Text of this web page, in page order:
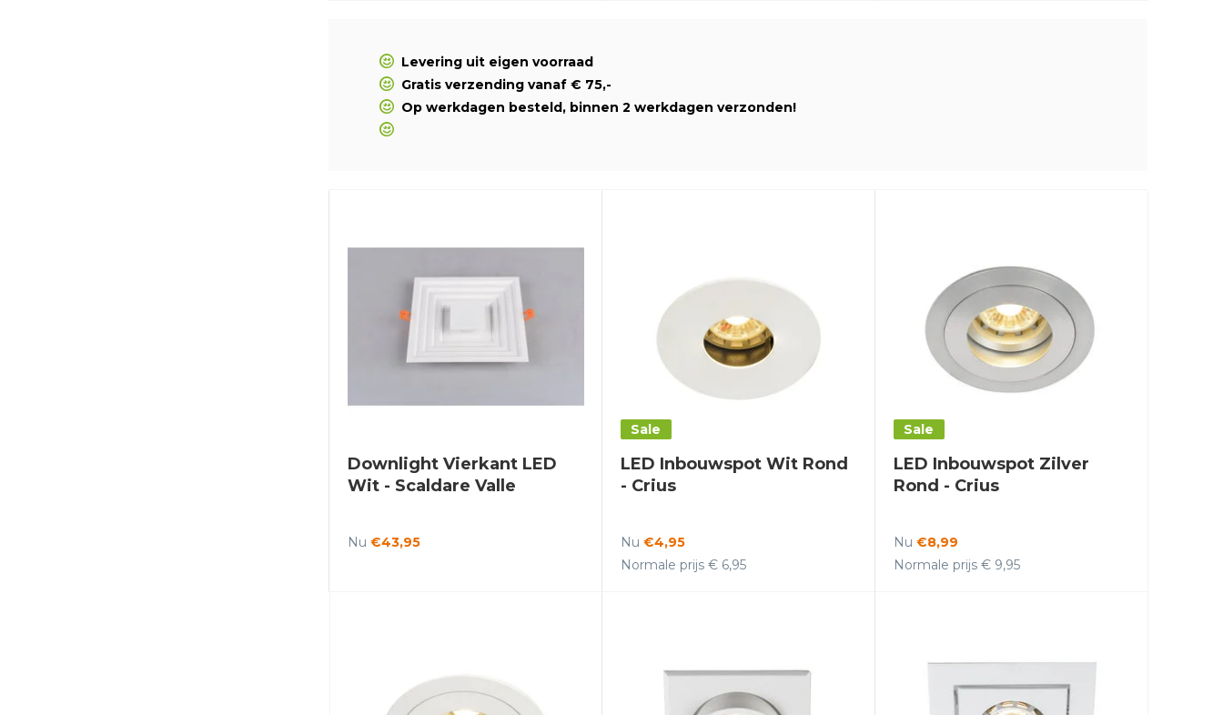
Levering uit eigen voorraad
Gratis verzending vanaf € 75,-
Op werkdagen besteld, binnen 2 werkdagen verzonden!
Downlight Vierkant LED
Wit - Scaldare Valle
Nu €43,95
Sale
LED Inbouwspot Wit Rond
- Crius
Nu €4,95
Normale prijs € 6,95
Sale
LED Inbouwspot Zilver
Rond - Crius
Nu €8,99
Normale prijs € 9,95